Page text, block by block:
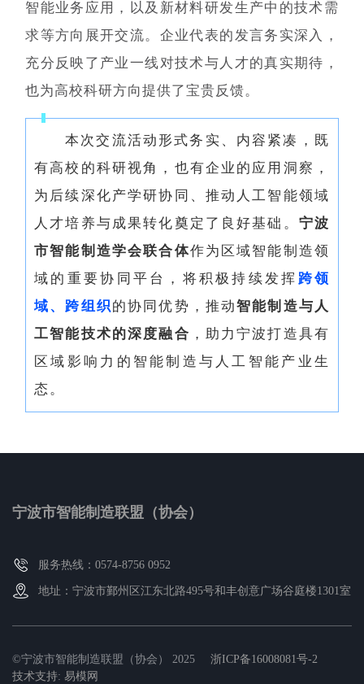
智能业务应用，以及新材料研发生产中的技术需
求等方向展开交流。企业代表的发言务实深入，
充分反映了产业一线对技术与人才的真实期待，
也为高校科研方向提供了宝贵反馈。
本次交流活动形式务实、内容紧凑，既
有高校的科研视角，也有企业的应用洞察，
为后续深化产学研协同、推动人工智能领域
人才培养与成果转化奠定了良好基础。 宁波
市智能制造学会联合体作为区域智能制造领
域的重要协同平台，将积极持续发挥 跨领
域、跨组织的协同优势，推动智能制造与人
工智能技术的深度融合 ，助力宁波打造具有
区域影响力的智能制造与人工智能产业生
态。
宁波市智能制造联盟（协会）
服务热线：0574-8756 0952
地址：宁波市鄞州区江东北路495号和丰创意广场谷庭楼1301室
©宁波市智能制造联盟（协会） 2025
浙ICP备16008081号-2
技术支持:易模网